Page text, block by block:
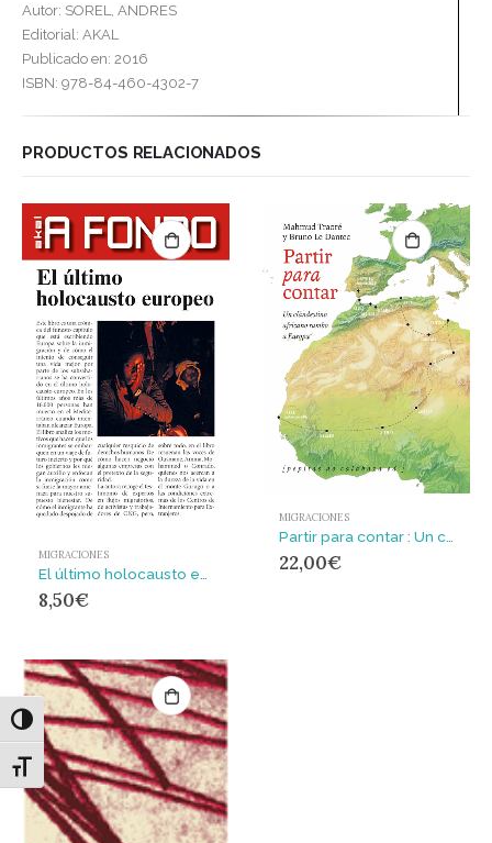
Alternar alto contraste
Alternar tamaño de letra
Autor: SOREL, ANDRES
Editorial: AKAL
Publicado en: 2016
ISBN: 978-84-460-4302-7
PRODUCTOS RELACIONADOS
MIGRACIONES
El último holocausto europeo
8,50€
MIGRACIONES
Partir para contar : Un clandestino africano rumbo a Europa
22,00€